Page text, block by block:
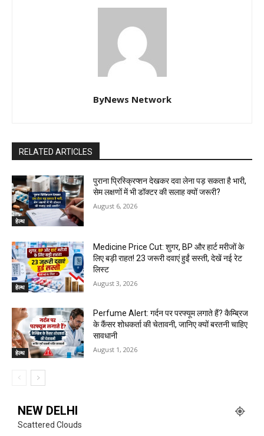
ByNews Network
RELATED ARTICLES
हेल्थ
पुराना प्रिस्क्रिप्शन देखकर दवा लेना पड़ सकता है भारी,
सेम लक्षणों में भी डॉक्टर की सलाह क्यों जरूरी?
August 6, 2026
हेल्थ
Medicine Price Cut: शुगर, BP और हार्ट मरीजों के
लिए बड़ी राहत! 23 जरूरी दवाएं हुईं सस्ती, देखें नई रेट
लिस्ट
August 3, 2026
हेल्थ
Perfume Alert: गर्दन पर परफ्यूम लगाते हैं? कैम्ब्रिज
के कैंसर शोधकर्ता की चेतावनी, जानिए क्यों बरतनी चाहिए
सावधानी
August 1, 2026
NEW DELHI
Scattered Clouds